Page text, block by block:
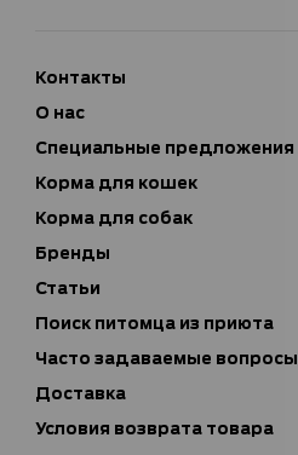
Контакты
О нас
Специальные предложения
Корма для кошек
Корма для собак
Бренды
Статьи
Поиск питомца из приюта
Часто задаваемые вопросы
Доставка
Условия возврата товара